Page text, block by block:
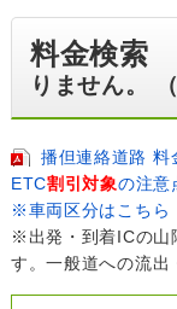
料金検
りません。 （
播但連絡道路 料
ETC割引対象の注意
※車両区分はこちら
※出発・到着ICの山
す。一般道への流出